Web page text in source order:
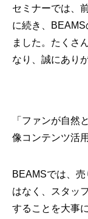
セミナーでは、
に続き、
ました。たくさ
なり、誠にあり
「ファンが自然
像コンテンツ活
BEAMSでは、
はなく、スタッ
することを大事